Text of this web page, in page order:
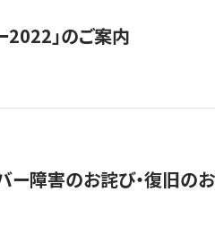
2022」のご案内
ー障害のお詫び・復旧の